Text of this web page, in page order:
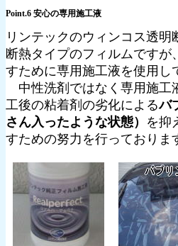
Point.6 安心の専用施工液
リンテックのウィンコス透
断熱タイプのフィルムですが
すために専用施工液を使用し
中性洗剤ではなく専用施工
工後の粘着剤の劣化によるバ
さん入ったような状態） を抑
すための努力を行っておりま